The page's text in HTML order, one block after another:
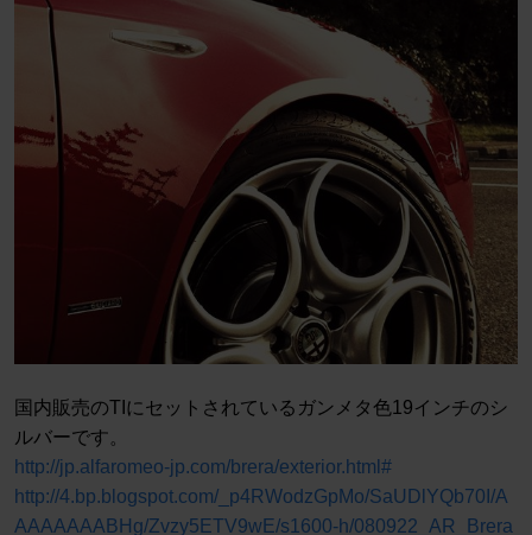
国内販売のTIにセットされているガンメタ色19インチのシ
ルバーです。
http://jp.alfaromeo-jp.com/brera/exterior.html#
http://4.bp.blogspot.com/_p4RWodzGpMo/SaUDlYQb70I/A
AAAAAAABHg/Zvzy5ETV9wE/s1600-h/080922_AR_Brera